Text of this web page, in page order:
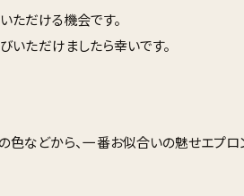
ただける機会です。
ただけましたら幸いです。
色などから、一番お似合いの魅せエプロ